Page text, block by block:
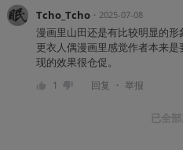
Tcho_Tcho・ 2025-07-08
漫画里山田还是有比较明显的形
更衣人偶漫画里感觉作者本来
现的效果很仓促。
1 回复 ・ 举报
已全